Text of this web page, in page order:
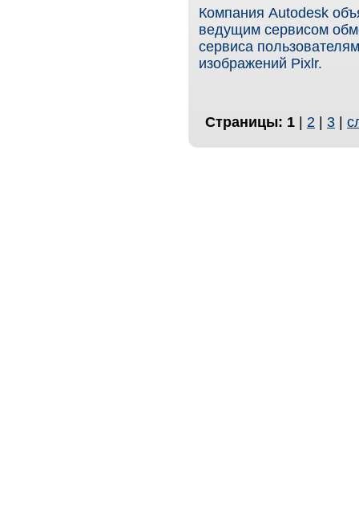
Компания Autodesk
ведущим сервисом
сервиса
изображений Pixlr.
Страницы: 1 | 2 | 3 |